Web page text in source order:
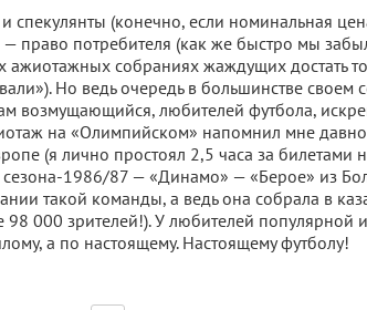
спекулянты (конечно, если номинальная
право потребителя (как же быстро мы
собраниях жаждущих достать
Но ведь очередь в большинстве своем
возмущающийся, любителей футбола,
на «Олимпийском» напомнил мне
(я лично простоял 2,5 часа за билетами
1986/87 — «Динамо» — «Берое» из
такой команды, а ведь она собрала в
000 зрителей!). У любителей популярной
а по настоящему. Настоящему футболу!